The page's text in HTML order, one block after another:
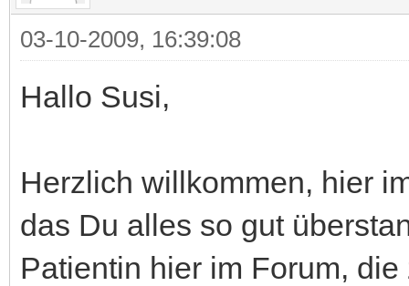
03-10-2009, 16:39:08
Hallo Susi,
Herzlich willkommen, hier
das Du alles so gut
Patientin hier im Forum,